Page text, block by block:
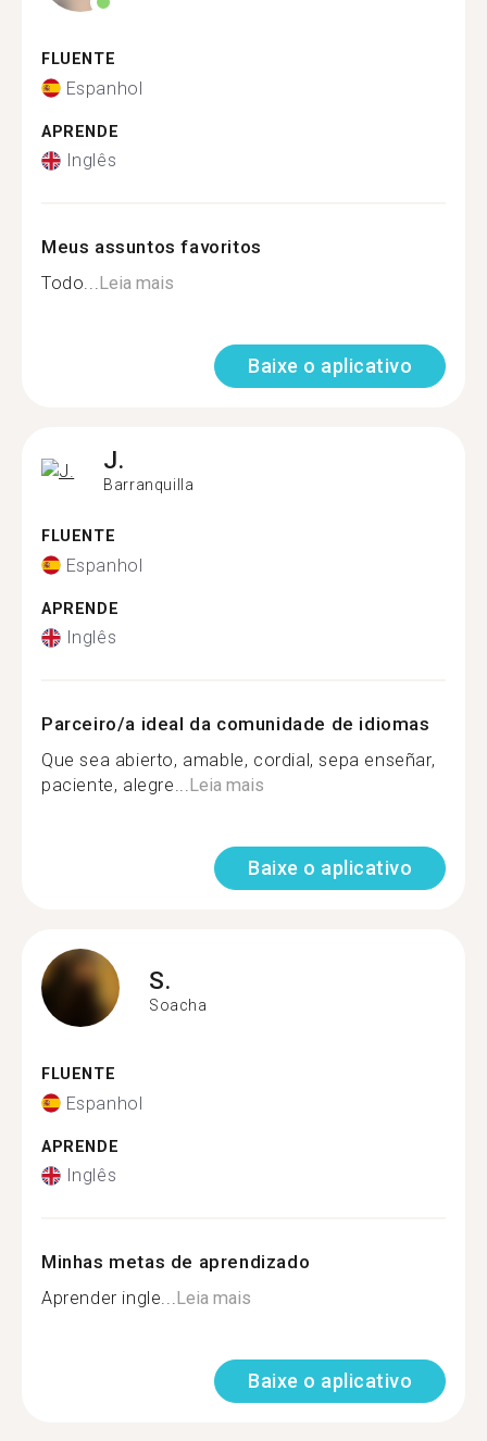
FLUENTE
Espanhol
APRENDE
Inglês
Meus assuntos favoritos
Todo...Leia mais
Baixe o aplicativo
J.
Barranquilla
FLUENTE
Espanhol
APRENDE
Inglês
Parceiro/a ideal da comunidade de idiomas
Que sea abierto, amable, cordial, sepa enseñar,
paciente, alegre...Leia mais
Baixe o aplicativo
S.
Soacha
FLUENTE
Espanhol
APRENDE
Inglês
Minhas metas de aprendizado
Aprender ingle...Leia mais
Baixe o aplicativo